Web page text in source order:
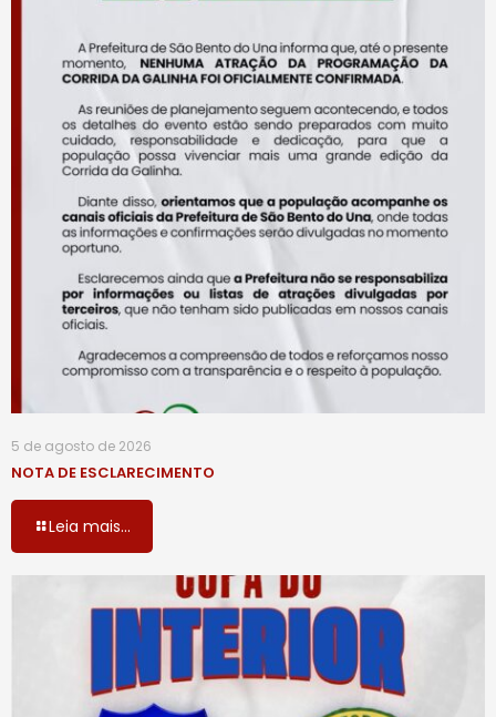
5 de agosto de 2026
NOTA DE ESCLARECIMENTO
Leia mais...